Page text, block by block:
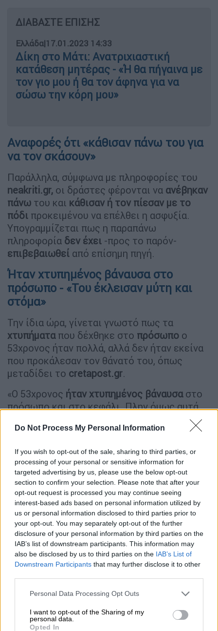
Do Not Process My Personal Information
If you wish to opt-out of the sale, sharing to third parties, or
processing of your personal or sensitive information for
targeted advertising by us, please use the below opt-out
section to confirm your selection. Please note that after your
opt-out request is processed you may continue seeing
interest-based ads based on personal information utilized by
us or personal information disclosed to third parties prior to
your opt-out. You may separately opt-out of the further
disclosure of your personal information by third parties on the
IAB’s list of downstream participants. This information may
also be disclosed by us to third parties on the IAB’s List of
Downstream Participants that may further disclose it to other
Please note that this website/app uses one or more Google
not limited to your visit or usage behaviour. You may click to
grant or deny consent to Google and its third-party tags to
Personal Data Processing Opt Outs
I want to opt-out of the Sharing of my
personal data.
Opted In
ΔΙΑΒΑΣΤΕ ΕΠΙΣΗΣ
Ελλάδα|17.01.2023 14:33
Δίκη στο Μάτι: Ανατριχιαστική
κατάθεση μητέρας - «Ή θα πήγαινα με
τον γιο μου ή θα τον άφηνα για να
σώσω την κόρη μου»
Αναφορές ότι «κάθισαν πάνω του για
να τον σκάσουν»
Παράλληλα, σύμφωνα με πληροφορίες του
neakriti.gr, οι δράστες φέρονται να ανέβηκαν
πάνω του και κάθισαν ή τον πίεσαν με το
πόδι προκειμένου να επέλθει η ασφυξία.
Υπογραμμίζεται πως η παραπάνω
πληροφορία δεν έχει -προς το παρόν-
επιβεβαιωθεί από επίσημη πηγή.
Ήταν χτυπημένος βάναυσα στο
πρόσωπο - «Του έκλεισαν μύτη και
στόμα»
Την ίδια ώρα, γίνεται γνωστό πως τα
χτυπήματαπου δέχθηκε στο πρόσωπο ο
53χρονος ήταν πολλά, αλλά δεν ήταν εκείνα
που προκάλεσαν τον θάνατό του, όπως
μεταδίδει το cretapost.gr.
«Ο 53χρονος ήταν χτυπημένος βάναυσαστο
πρόσωπο και στο κεφάλι. Πλην όμως αυτά
τα χτυπήματα δεν οδήγησαν στον θάνατο.
Συνέβαλαν όμως στον θάνατό του, με την
έτσι έγινε αρκετά αδύναμος. Στη συνέχεια
του απόφραξαν τη μύτηκαι το στόμα. Ο
θάνατός του, δηλαδή, προήλθε απόασφυξία
από απόφραξη των αεροφόρων οδών
εξωτερικά. Αυτό σημαίνει ότιδεν τον
στραγγάλισαν αλλάμε τα χέρια του ο
δράστης ή οι δράστες έβαλαν τα χέρια και
έκλεισαν τη μύτηκαι τοστόμαμε δύναμη, με
αποτέλεσμα να πάθει ασφυξία», δηλώνει,
μιλώντας στο ίδιο μέσο, ο ιατροδικαστής
τα χτυπήματα που έφερε ο 53χρονος στο